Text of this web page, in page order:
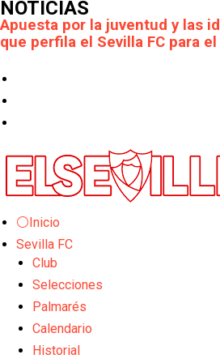
NOTICIAS
Apuesta por la juventud y las
que perfila el Sevilla FC para
El Rayo Vallecano llega a la
Crónica Pretemporada | Xerez
Crónica Pretemporada I Bayer
Sevilla FC
El Tribunal Superior de Justicia
cautelar a Isi Palazón
Banquillos confirmados: así
Sevilla Femenino para la 2026/
Celta y Rayo agitan el mercado
⚪Inicio
Sevilla FC
Club
Selecciones
Palmarés
Calendario
Historial